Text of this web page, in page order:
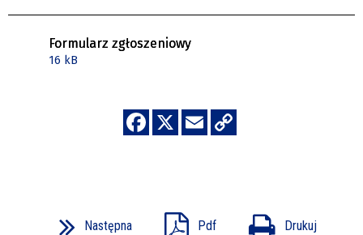
Formularz zgłoszeniowy
16 kB
Następna Pdf Drukuj